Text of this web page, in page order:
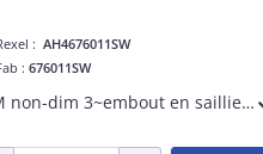
: AH4676011SW
: 676011SW
LKM non-dim 3~embout en saillienoir LxlxH : 2x36x33mm